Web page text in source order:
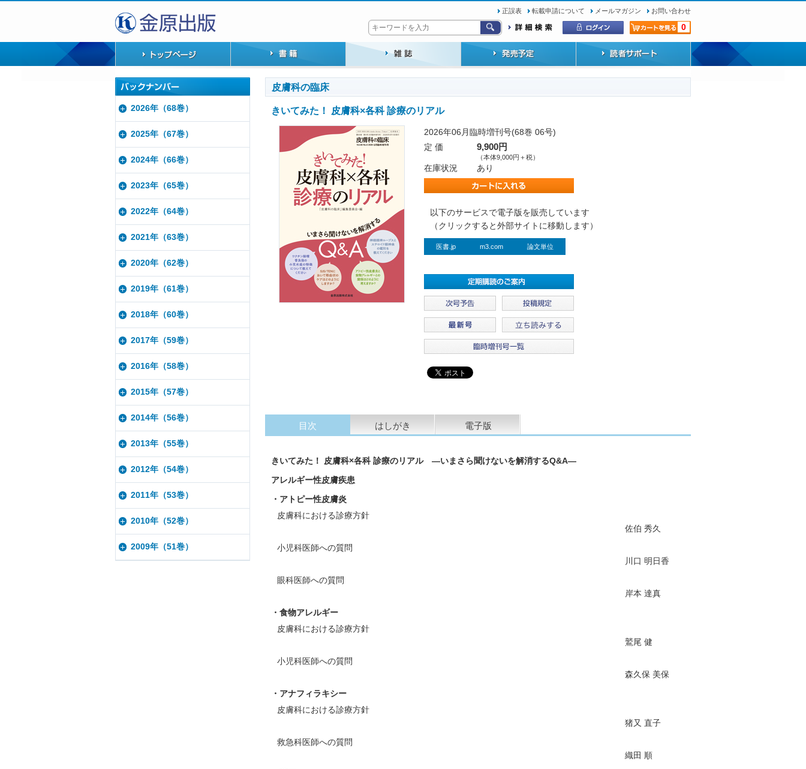
正誤表 転載申請について メールマガジン お問い合わせ
0
皮膚科の臨床
きいてみた！ 皮膚科×各科 診療のリアル
2026年06月臨時増刊号(68巻 06号)
定 価
9,900円
（本体9,000円＋税）
在庫状況 あり
以下のサービスで電子版を販売しています
（クリックすると外部サイトに移動します）
医書.jp m3.com 論文単位
目次 はしがき 電子版
きいてみた！ 皮膚科×各科 診療のリアル ―いまさら聞けないを解消するQ&A―
アレルギー性皮膚疾患
・アトピー性皮膚炎
皮膚科における診療方針
佐伯 秀久
小児科医師への質問
川口 明日香
眼科医師への質問
岸本 達真
・食物アレルギー
皮膚科における診療方針
鷲尾 健
小児科医師への質問
森久保 美保
・アナフィラキシー
皮膚科における診療方針
猪又 直子
救急科医師への質問
織田 順
2026年（68巻）
2025年（67巻）
2024年（66巻）
2023年（65巻）
2022年（64巻）
2021年（63巻）
2020年（62巻）
2019年（61巻）
2018年（60巻）
2017年（59巻）
2016年（58巻）
2015年（57巻）
2014年（56巻）
2013年（55巻）
2012年（54巻）
2011年（53巻）
2010年（52巻）
2009年（51巻）